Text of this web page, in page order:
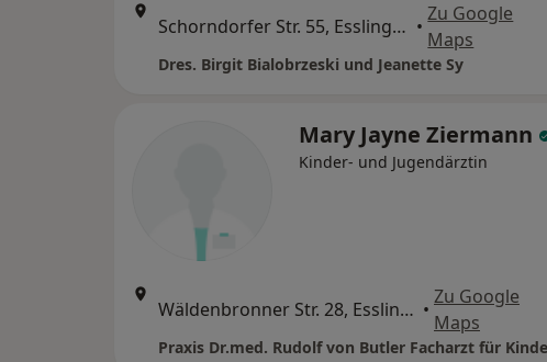
Schorndorfer Str. 55, Esslingen •
Zu Google
Maps
Dres. Birgit Bialobrzeski und Jeanette Sy
Mary Jayne Ziermann
Kinder- und Jugendärztin
Wäldenbronner Str. 28, Esslingen •
Zu Google
Maps